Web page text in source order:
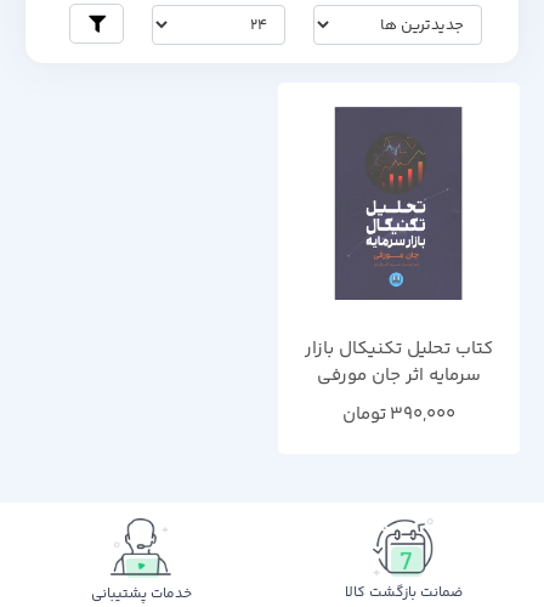
کتاب تحلیل تکنیکال بازار
سرمایه اثر جان مورفی
390,000تومان
ضمانت بازگشت کالا خدمات پشتیبانی